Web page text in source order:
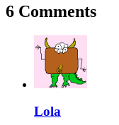
6 Comments
Lola